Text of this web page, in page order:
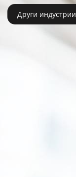
Други индустрии